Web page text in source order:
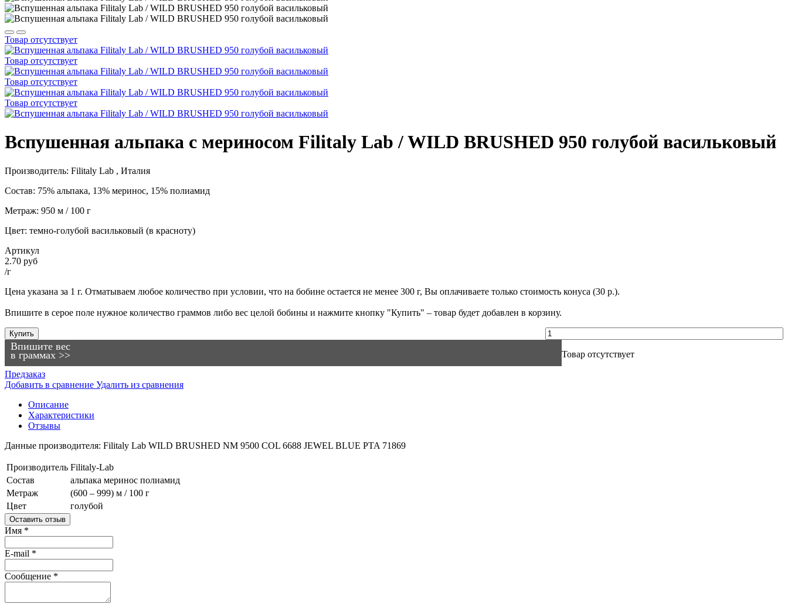
Товар отсутствует
Товар отсутствует
Товар отсутствует
Товар отсутствует
Вспушенная альпака c мериносом Filitaly Lab / WILD BRUSHED 950 голубой васильковый
Производитель: Filitaly Lab , Италия
Состав: 75% альпака, 13% меринос, 15% полиамид
Метраж: 950 м / 100 г
Цвет: темно-голубой васильковый (в красноту)
Артикул
2.70 руб
/г
Цена указана за 1 г. Отматываем любое количество при условии, что на бобине остается не менее 300 г, Вы оплачиваете только стоимость конуса (30 р.).
Впишите в серое поле нужное количество граммов либо вес целой бобины и нажмите кнопку "Купить" – товар будет добавлен в корзину.
Впишите вес
в граммах >>
Купить
Товар отсутствует
Предзаказ
Добавить в сравнение Удалить из сравнения
Описание
Характеристики
Отзывы
Данные производителя: Filitaly Lab WILD BRUSHED NM 9500 COL 6688 JEWEL BLUE PTA 71869
Производитель Filitaly-Lab
Состав
альпака меринос полиамид
Метраж
(600 – 999) м / 100 г
Цвет
голубой
Оставить отзыв
Имя *
E-mail *
Сообщение *